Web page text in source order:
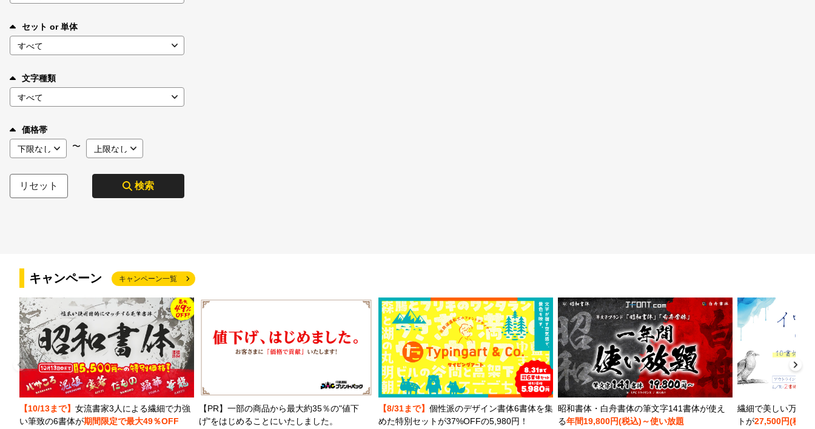
セット or 単体
文字種類
価格帯
〜
リセット 検索
キャンペーン キャンペーン一覧
【10/13まで】 女流書家3人による繊細で力強
い筆致の6書体が期間限定で最大49％OFF
【PR】一部の商品から最大約35％の"値下
げ"をはじめることにいたしました。
【8/31まで】 個性派のデザイン書体6書体を集
めた特別セットが37%OFFの5,980円！
昭和書体・白舟書体の筆文字141書体が使え
る年間19,800円(税込)～使い放題
繊細で美しい万年
トが27,500円(税込)